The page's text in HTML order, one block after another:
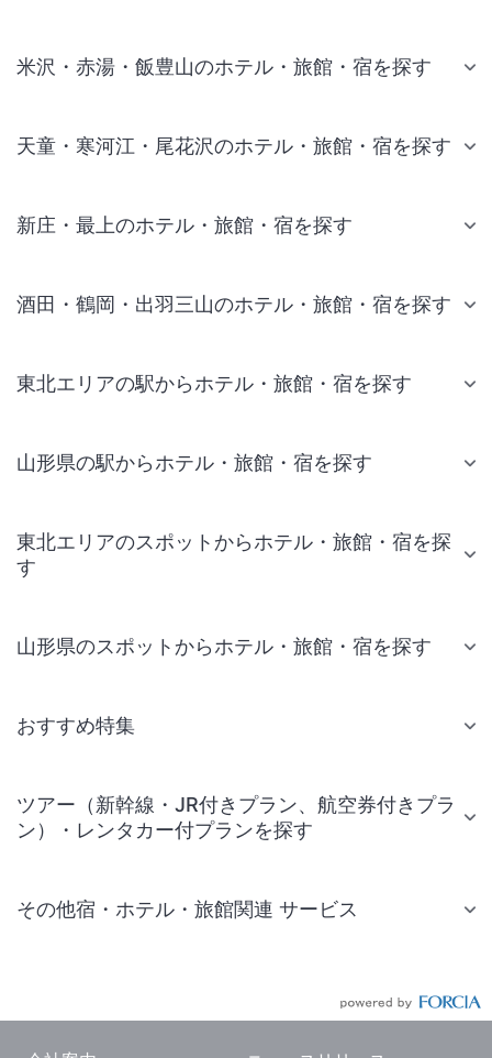
米沢・赤湯・飯豊山のホテル・旅館・宿を探す
天童・寒河江・尾花沢のホテル・旅館・宿を探す
新庄・最上のホテル・旅館・宿を探す
酒田・鶴岡・出羽三山のホテル・旅館・宿を探す
東北エリアの駅からホテル・旅館・宿を探す
山形県の駅からホテル・旅館・宿を探す
東北エリアのスポットからホテル・旅館・宿を探
す
山形県のスポットからホテル・旅館・宿を探す
おすすめ特集
ツアー（新幹線・JR付きプラン、航空券付きプラ
ン）・レンタカー付プランを探す
その他宿・ホテル・旅館関連 サービス